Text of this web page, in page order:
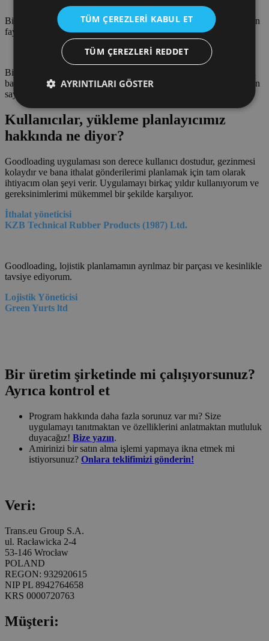
Birçok treylere yükleme imkanı özellikle büyük üretim şirketler için
faydalıdır.
Birçok treylere yüklemenin verimli olarak planlanması durumunda
bazen malın 12 değil, 11 kamyona sığdığı meydana çıkabilir, bunun
sayesinde tasarruf sağlanır.
Kullanıcılar, yükleme planlayıcımız
hakkında ne diyor?
Goodloading uygulaması son derece kullanıcı dostudur, gezinmesi
kolaydır ve bana ithalat gönderilerimi planlamak için tam olarak
ihtiyacım olan şeyi verir. Uygulamayı birkaç yıldır kullanıyorum ve
gereksinimlerimi mükemmel bir şekilde karşılıyor.
İthalat yöneticisi
KZB Technical Rubber Products (1987) Ltd.
Goodloading, lojistik planlamamın ayrılmaz bir parçası ve kesinlikle
tavsiye ediyorum.
Lojistik Yöneticisi
Green Yurts ltd
Bir üretim şirketinde mi çalışıyorsunuz?
Ayrıca kontrol et
Program hakkında daha fazla sorunuz var mı? Size
uygulamayı tanıtmaktan ve özelliklerini anlatmaktan mutluluk
duyacağız! Bize yazın.
Amirinizi bir satın alma işlemi yapmaya ikna etmek mi
istiyorsunuz? Onlara teklifimizi gönderin!
Veri:
Trans.eu Group S.A.
ul. Racławicka 2-4
53-146 Wrocław
POLAND
REGON: 932920615
NIP PL 8942764658
KRS 0000720763
Müşteri:
RUSSIAN
TURKISH
TÜM ÇEREZLERI KABUL ET
TÜM ÇEREZLERI REDDET
AYRINTILARI GÖSTER